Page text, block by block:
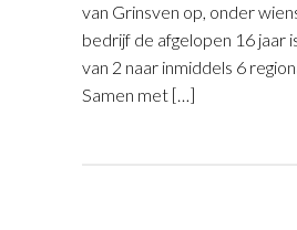
van Grinsven op, onder
bedrijf de afgelopen 16 jaar
van 2 naar inmiddels 6
Samen met […]